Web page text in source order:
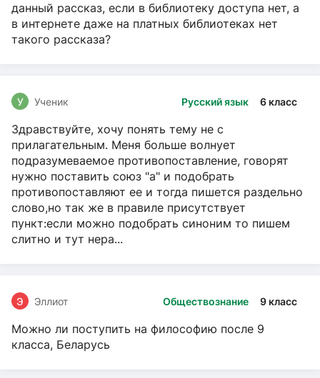
данный рассказ, если в библиотеку доступа нет, а
в интернете даже на платных библиотеках нет
такого рассказа?
Русский язык 6 класс
У Ученик
Здравствуйте, хочу понять тему не с
прилагательным. Меня больше волнует
подразумеваемое противопоставление, говорят
нужно поставить союз "а" и подобрать
противопоставляют ее и тогда пишется раздельно
слово,но так же в правиле присутствует
пункт:если можно подобрать синоним то пишем
слитно и тут нера...
Обществознание 9 класс
Э Эллиот
Можно ли поступить на философию после 9
класса, Беларусь